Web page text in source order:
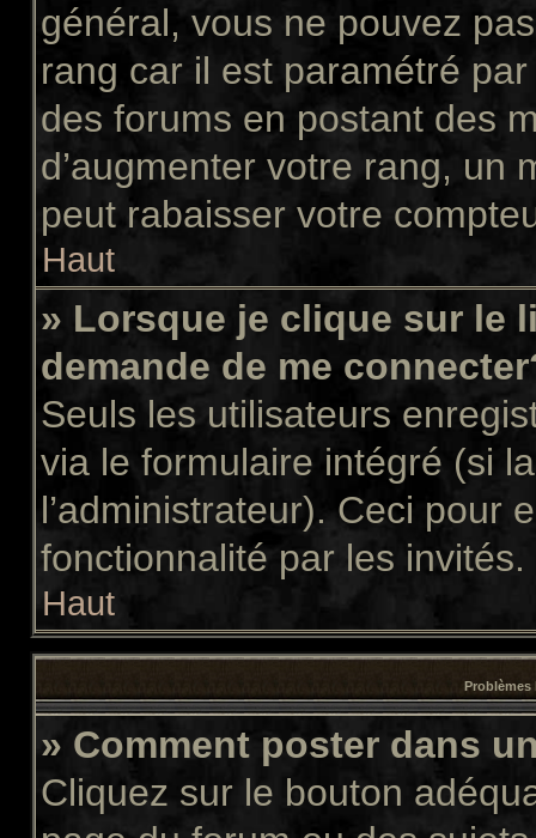
général, vous ne pouvez
rang car il est paramétré
des forums en postant des
d’augmenter votre rang, un
peut rabaisser votre
Haut
» Lorsque je clique sur le
demande de me
Seuls les utilisateurs
via le formulaire intégré (si
l’administrateur). Ceci pour
fonctionnalité par les invités.
Haut
Problèmes
» Comment poster dans
Cliquez sur le bouton